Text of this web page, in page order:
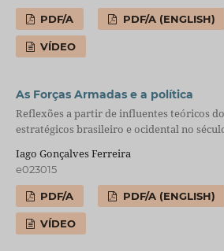
PDF/A PDF/A (ENGLISH)
VÍDEO
As Forças Armadas e a política
Reflexões a partir de influentes teóricos
estratégicos brasileiro e ocidental no
Iago Gonçalves Ferreira
e023015
PDF/A PDF/A (ENGLISH)
VÍDEO